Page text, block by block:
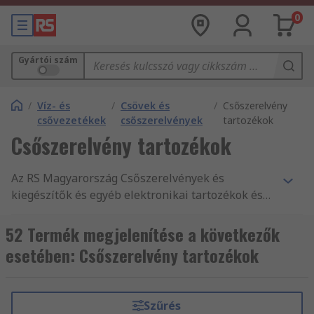
0
Gyártói szám
/ Víz- és
csővezetékek
/ Csövek és
csőszerelvények
/ Csőszerelvény
tartozékok
Csőszerelvény tartozékok
Az RS Magyarország Csőszerelvények és
kiegészítők és egyéb elektronikai tartozékok és
Versenyképes árak, az iparág által jóváhagyott
termékek, illetve ügyfélszolgálatunk kitűnő
minősége az, amivel folyamatosan alátámasztjuk
gyorscsatlakozó kiegészítők, Sárgréz és bronz
52 Termék megjelenítése a következők
esetében: Csőszerelvény tartozékok
Szűrés